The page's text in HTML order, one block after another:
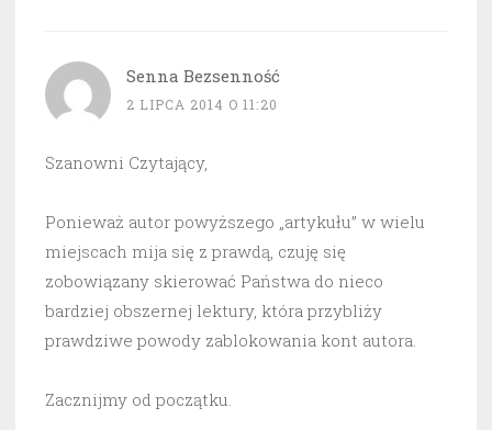
Senna Bezsenność
2 LIPCA 2014 O 11:20
Szanowni Czytający,
Ponieważ autor powyższego „artykułu” w wielu
miejscach mija się z prawdą, czuję się
zobowiązany skierować Państwa do nieco
bardziej obszernej lektury, która przybliży
prawdziwe powody zablokowania kont autora.
Zacznijmy od początku.